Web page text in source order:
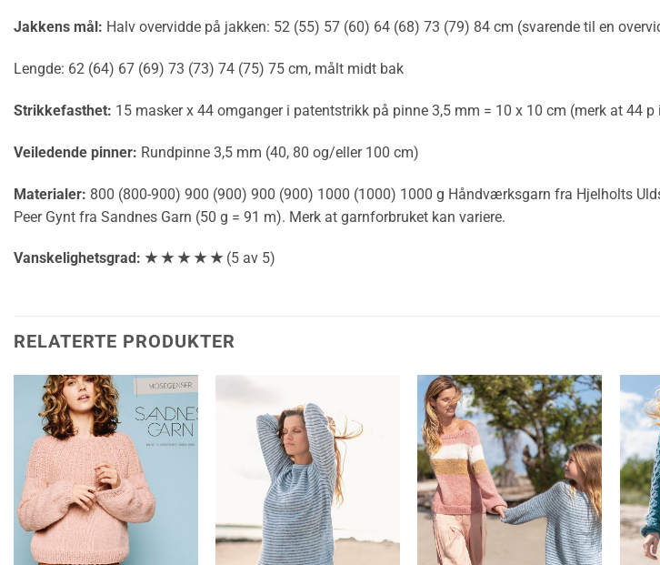
Jakkens mål: Halv overvidde på jakken: 52 (55) 57 (60) 64 (68) 73 (79) 84 cm (svarende til en
Lengde: 62 (64) 67 (69) 73 (73) 74 (75) 75 cm, målt midt bak
Strikkefasthet: 15 masker x 44 omganger i patentstrikk på pinne 3,5 mm = 10 x 10 cm (merk at 44
Veiledende pinner: Rundpinne 3,5 mm (40, 80 og/eller 100 cm)
Materialer: 800 (800-900) 900 (900) 900 (900) 1000 (1000) 1000 g Håndværksgarn fra Hjelholts
Peer Gynt fra Sandnes Garn (50 g = 91 m). Merk at garnforbruket kan variere.
Vanskelighetsgrad: ★ ★ ★ ★ ★(5 av 5)
RELATERTE PRODUKTER